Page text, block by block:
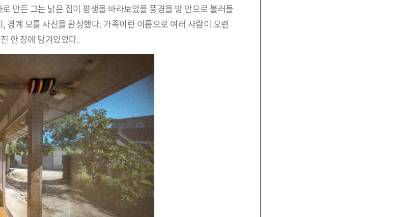
만든 그는 낡은 집이 평생을 바라보았을 풍경을 방 안으로 불러들
계 모를 사진을 완성했다. 가족이란 이름으로 여러 사람이 오랜
한 장에 담겨있었다.